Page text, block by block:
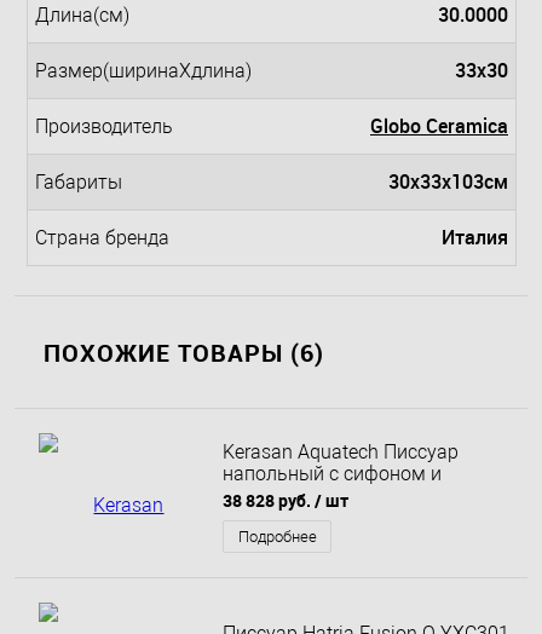
Длина(см) 30.0000
Размер(ширинаXдлина) 33x30
Производитель Globo Ceramica
Габариты 30x33x103см
Страна бренда Италия
ПОХОЖИЕ ТОВАРЫ (6)
Kerasan Aquatech Писсуар
напольный с сифоном и
креплением, цвет белый
38 828 руб. / шт
Подробнее